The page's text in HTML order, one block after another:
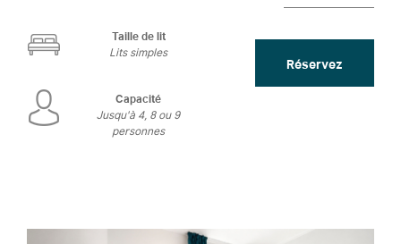
Taille de lit
Lits simples
Capacité
Jusqu'à 4, 8 ou 9
personnes
Réservez